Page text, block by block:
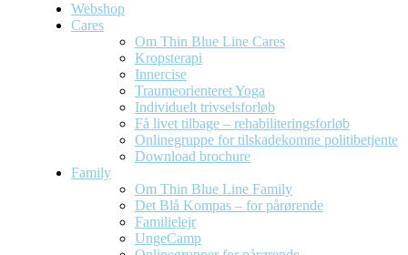
Webshop
Cares
Om Thin Blue Line Cares
Kropsterapi
Innercise
Traumeorienteret Yoga
Individuelt trivselsforløb
Få livet tilbage – rehabiliteringsforløb
Onlinegruppe for tilskadekomne politibetjente
Download brochure
Family
Om Thin Blue Line Family
Det Blå Kompas – for pårørende
Familielejr
UngeCamp